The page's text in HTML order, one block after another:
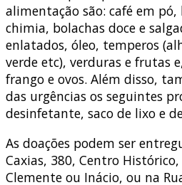
alimentação são: café em
chimia, bolachas doce e
enlatados, óleo, temperos
verde etc), verduras e frutas
frango e ovos. Além disso,
das urgências os seguintes
desinfetante, saco de lixo e
As doações podem ser
Caxias, 380, Centro Histórico,
Clemente ou Inácio, ou na